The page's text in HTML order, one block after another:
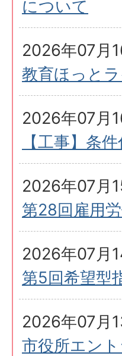
について
2026年07月
教育ほっと
2026年07月
【工事】条
2026年07月
第28回雇用
2026年07月
第5回希望型
2026年07月
市役所エン